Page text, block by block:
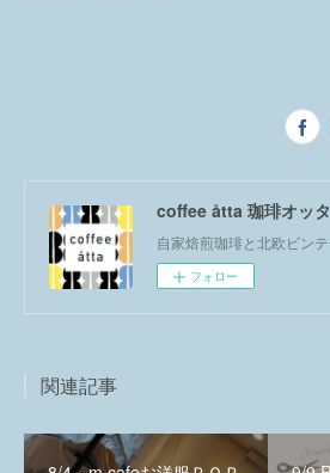
coffee åtta 珈琲オッタ
自家焙煎珈琲と北欧ビン
フォロー
関連記事